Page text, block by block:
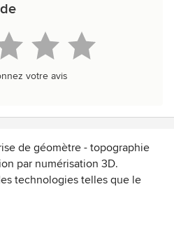
votre avis
de géomètre - topographie
par numérisation 3D.
technologies telles que le
afin de produire des
de nos clients.
secteur de